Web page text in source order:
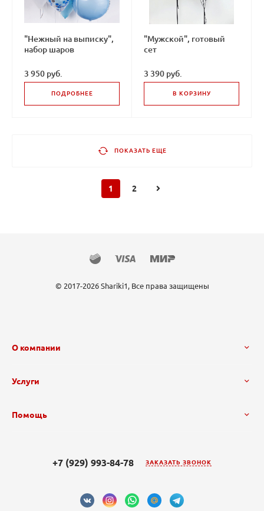
"Нежный на выписку",
набор шаров
3 950 руб.
ПОДРОБНЕЕ
"Мужской", готовый
сет
3 390 руб.
В КОРЗИНУ
ПОКАЗАТЬ ЕЩЕ
1 2
© 2017-2026 Shariki1, Все права защищены
О компании
Услуги
Помощь
+7 (929) 993-84-78 ЗАКАЗАТЬ ЗВОНОК